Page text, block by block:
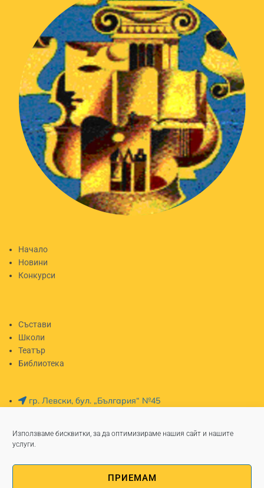
Използваме бисквитки, за да оптимизираме нашия сайт и нашите
услуги.
ПРИЕМАМ
Начало
Новини
Конкурси
Състави
Школи
Театър
Библиотека
гр. Левски, бул. „България“ №45
Работно време Пон - Пет: 8-5